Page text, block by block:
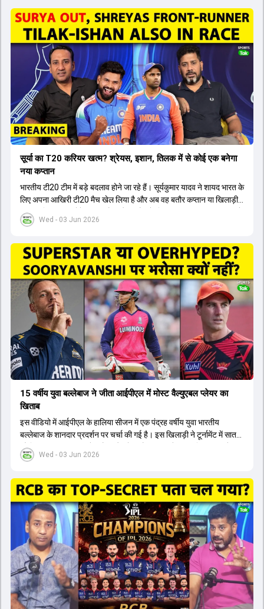
Wed - 03 Jun 2026
सूर्या का T20 करियर खत्म? श्रेयस, इशान, तिलक में से कोई एक बनेगा
नया कप्तान
भारतीय टी20 टीम में बड़े बदलाव होने जा रहे हैं। सूर्यकुमार यादव ने शायद भारत के
लिए अपना आखिरी टी20 मैच खेल लिया है और अब वह बतौर कप्तान या खिलाड़ी
टीम का हिस्सा नहीं होंगे। आयरलैंड और इंग्लैंड के खिलाफ आगामी टी20 सीरीज के
लिए नए कप्तान की तलाश जारी है। इस रेस में श्रेयस अय्यर सबसे आगे चल रहे
पटेल इस रेस में काफी पीछे हैं, जबकि संजू सैमसन और रजत पाटीदार कप्तानी की
दौड़ से बाहर हैं। आगामी सीरीज के लिए वैभव सूर्यवंशी को तीसरे ओपनर के तौर पर
टीम में शामिल किया जाएगा, जबकि अभिषेक शर्मा और संजू सैमसन पहली पसंद
होंगे। इसके अलावा नीतीश रेड्डी को बतौर ऑलराउंडर ज्यादा मौके मिलेंगे। अजीत
अगरकर की अगुवाई वाली चयन समिति और कोच गौतम गंभीर आगामी टी20 वर्ल्ड
कप और 2028 ओलंपिक के लिए लंबी अवधि का विजन लेकर चल रहे हैं।
Wed - 03 Jun 2026
15 वर्षीय युवा बल्लेबाज ने जीता आईपीएल में मोस्ट वैल्युएबल प्लेयर का
खिताब
इस वीडियो में आईपीएल के हालिया सीजन में एक पंद्रह वर्षीय युवा भारतीय
बल्लेबाज के शानदार प्रदर्शन पर चर्चा की गई है। इस खिलाड़ी ने टूर्नामेंट में सात
सौ छिहत्तर रन बनाकर ऑरेंज कैप और मोस्ट वैल्युएबल प्लेयर का खिताब अपने नाम
किया है। वीडियो में बताया गया है कि ऑस्ट्रेलियाई टीम के वर्तमान कप्तान और
ऑस्ट्रेलियाई कप्तान के अनुसार, शुरुआत में लोगों को इस खिलाड़ी के प्रदर्शन पर
संदेह था, लेकिन अब उसने खुद को एक बेहतरीन बल्लेबाज साबित कर दिया है जो
गेंद को बाउंड्री के काफी पार मारने की क्षमता रखता है। वहीं, इंग्लैंड के पूर्व कप्तान
ने कहा कि टूर्नामेंट जीतने वाली टीम के अलावा इस सीजन की सबसे बड़ी बात इस
युवा खिलाड़ी का प्रदर्शन रहा है, जिसे देखने के लिए स्टेडियम में भारी भीड़ उमड़ती
थी। शानदार प्रदर्शन के बाद इस युवा खिलाड़ी को श्रीलंका में होने वाली
त्रिकोणीय सीरीज के लिए इंडिया ए टीम में भी शामिल कर लिया गया है।